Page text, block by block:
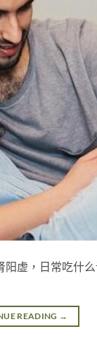
虚，日常吃什
READING →